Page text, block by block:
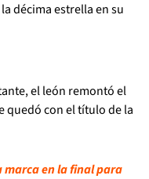
décima estrella en su
el león remontó el
quedó con el título de la
marca en la final para